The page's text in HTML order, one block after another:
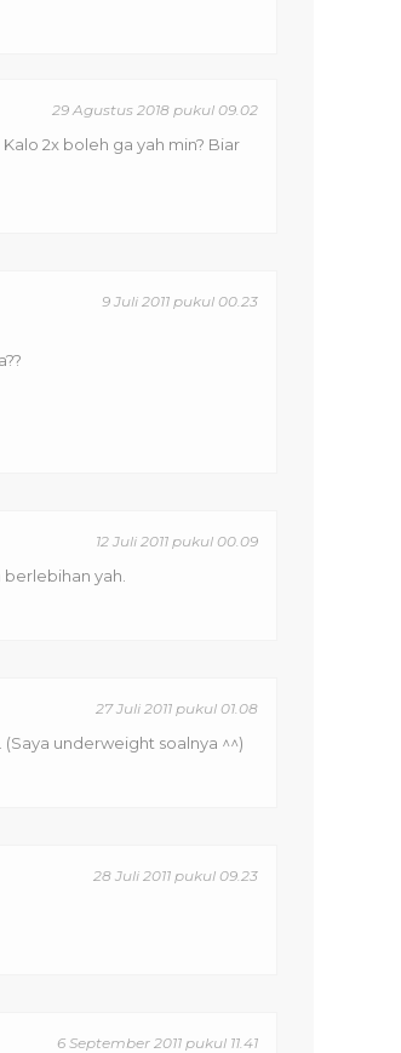
29 Agustus 2018 pukul 09.02
2x boleh ga yah min? Biar
9 Juli 2011 pukul 00.23
12 Juli 2011 pukul 00.09
yah.
27 Juli 2011 pukul 01.08
(Saya underweight soalnya ^^)
28 Juli 2011 pukul 09.23
6 September 2011 pukul 11.41